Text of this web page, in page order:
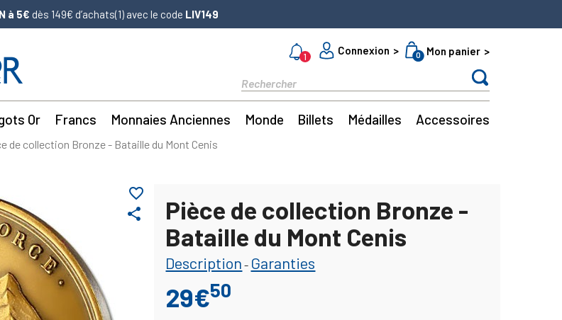
à 5€ dès 149€ d’achats(1) avec le code LIV149
1
Connexion 0 Mon panier
Or Francs Monnaies Anciennes Monde Billets Médailles Accessoires
de collection Bronze - Bataille du Mont Cenis
share
favorite_border
Pièce de collection Bronze -
Bataille du Mont Cenis
Description - Garanties
29€50